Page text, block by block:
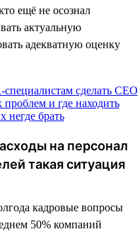
ещё не осознал
актуальную
адекватную оценку
на персонал
такая ситуация
кадровые вопросы
50% компаний